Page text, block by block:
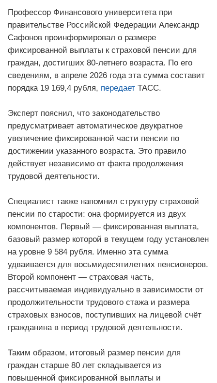
Профессор Финансового университета при
правительстве Российской Федерации Александр
Сафонов проинформировал о размере
фиксированной выплаты к страховой пенсии для
граждан, достигших 80-летнего возраста. По его
сведениям, в апреле 2026 года эта сумма составит
порядка 19 169,4 рубля, передает ТАСС.
Эксперт пояснил, что законодательство
предусматривает автоматическое двукратное
увеличение фиксированной части пенсии по
достижении указанного возраста. Это правило
действует независимо от факта продолжения
трудовой деятельности.
Специалист также напомнил структуру страховой
пенсии по старости: она формируется из двух
компонентов. Первый — фиксированная выплата,
базовый размер которой в текущем году установлен
на уровне 9 584 рубля. Именно эта сумма
удваивается для восьмидесятилетних пенсионеров.
Второй компонент — страховая часть,
рассчитываемая индивидуально в зависимости от
продолжительности трудового стажа и размера
страховых взносов, поступивших на лицевой счёт
гражданина в период трудовой деятельности.
Таким образом, итоговый размер пенсии для
граждан старше 80 лет складывается из
повышенной фиксированной выплаты и